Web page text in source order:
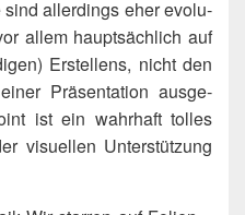
sind aller­dings eher evo­lu­
allem haupt­säch­lich auf
Erstel­lens, nicht den
Prä­sen­ta­ti­on aus­ge­
ist ein wahr­haft tol­les
visu­el­len Unter­stüt­zung